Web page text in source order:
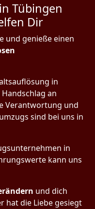
Tübingen
Dir
und genieße einen
in
an
Verantwortung und
sind bei uns in
in
kann uns
und dich
hat die Liebe gesiegt